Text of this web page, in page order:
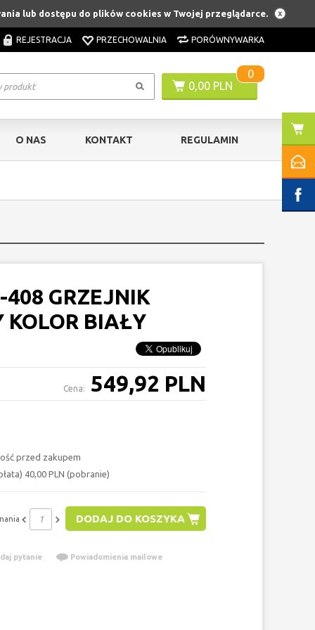
lub dostępu do plików cookies w Twojej przeglądarce.
REJESTRACJA PRZECHOWALNIA PORÓWNYWARKA
0,00 PLN
0
O NAS KONTAKT REGULAMIN
GRZEJNIK
KOLOR BIAŁY
Cena: 549,92 PLN
przed zakupem
40,00 PLN (pobranie)
DODAJ DO KOSZYKA
pytanie
Powiadomienia mailowe